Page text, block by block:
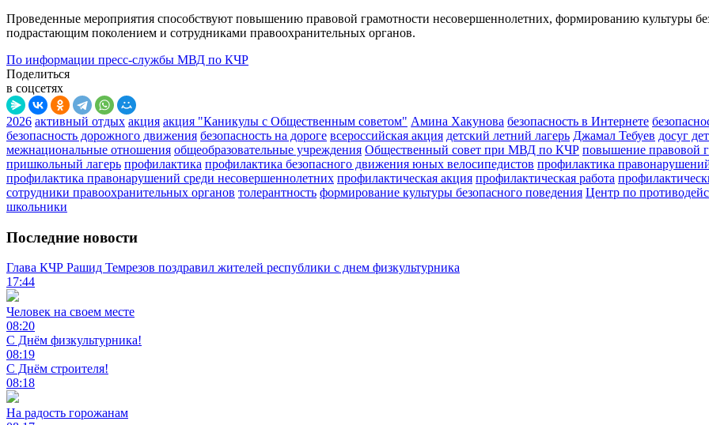
Проведенные мероприятия способствуют повышению правовой грамотности несовершеннолетних, формированию культуры
подрастающим поколением и сотрудниками правоохранительных органов.
По информации пресс-службы МВД по КЧР
Поделиться
в соцсетях
2026 активный отдых акция акция "Каникулы с Общественным советом" Амина Хакунова безопасность в Интернете
безопасность дорожного движения безопасность на дороге всероссийская акция детский летний лагерь Джамал Тебуев досуг
межнациональные отношения общеобразовательные учреждения Общественный совет при МВД по КЧР повышение правовой
пришкольный лагерь профилактика профилактика безопасного движения юных велосипедистов профилактика
профилактика правонарушений среди несовершеннолетних профилактическая акция профилактическая работа
сотрудники правоохранительных органов толерантность формирование культуры безопасного поведения Центр по
школьники
Последние новости
Глава КЧР Рашид Темрезов поздравил жителей республики с днем физкультурника
17:44
Человек на своем месте
08:20
С Днём физкультурника!
08:19
С Днём строителя!
08:18
На радость горожанам